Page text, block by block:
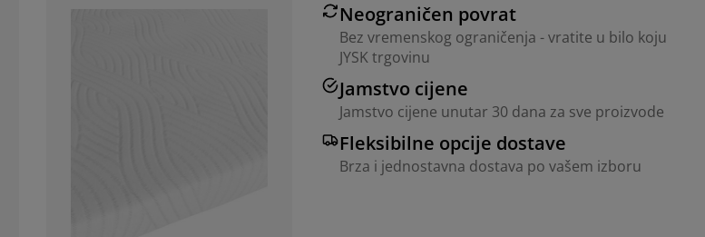
Neograničen povrat
Bez vremenskog ograničenja - vratite u bilo koju
JYSK trgovinu
Jamstvo cijene
Jamstvo cijene unutar 30 dana za sve proizvode
Fleksibilne opcije dostave
Brza i jednostavna dostava po vašem izboru